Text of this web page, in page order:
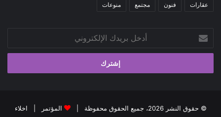
عقارات فنون مجتمع منوعات
بريدك
الإلكتروني
© حقوق النشر 2026، جميع الحقوق محفوظة | المؤتمر
اخلاء